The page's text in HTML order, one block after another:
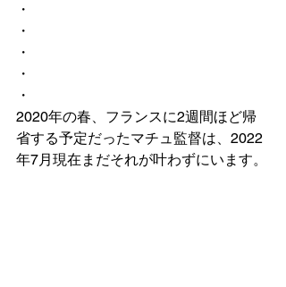
・
・
・
・
・
2020年の春、フランスに2週間ほど帰
省する予定だったマチュ監督は、2022
年7月現在まだそれが叶わずにいます。